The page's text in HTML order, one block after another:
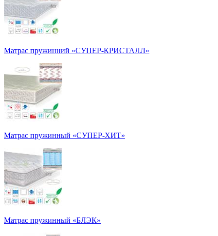
Матрас пружинний «СУПЕР-КРИСТАЛЛ»
Матрас пружинный «СУПЕР-ХИТ»
Матрас пружинный «БЛЭК»